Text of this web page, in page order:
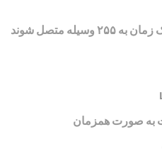
HMI ها این توانایی را دارند که در یک زمان به ۲۵۵ وسیله متصل شوند